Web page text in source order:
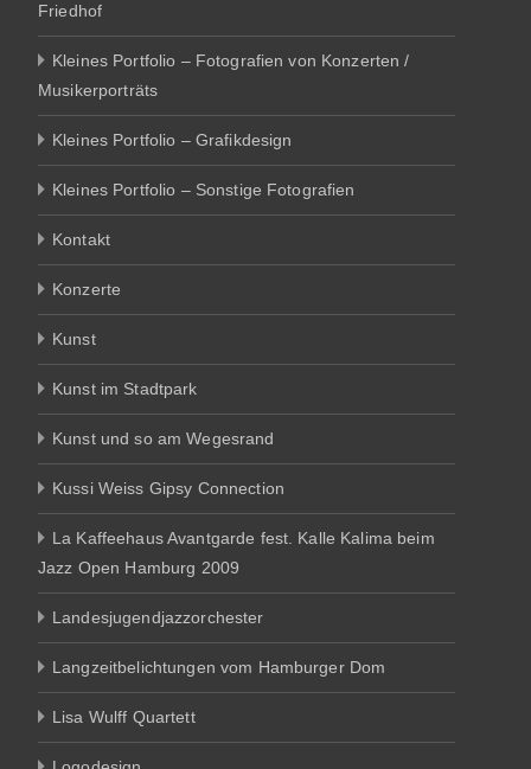
Friedhof
Kleines Portfolio – Fotografien von Konzerten /
Musikerporträts
Kleines Portfolio – Grafikdesign
Kleines Portfolio – Sonstige Fotografien
Kontakt
Konzerte
Kunst
Kunst im Stadtpark
Kunst und so am Wegesrand
Kussi Weiss Gipsy Connection
La Kaffeehaus Avantgarde fest. Kalle Kalima beim
Jazz Open Hamburg 2009
Landesjugendjazzorchester
Langzeitbelichtungen vom Hamburger Dom
Lisa Wulff Quartett